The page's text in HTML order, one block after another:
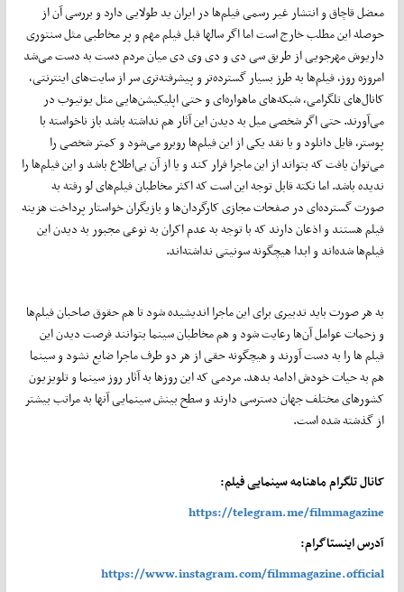
معضل قاچاق و انتشار غیر رسمی فیلم‌ها در ایران ید طولایی دارد و بررسی آن از
حوصله این مطلب خارج است اما اگر سالها قبل فیلم مهم و پر مخاطبی مثل سنتوری
داریوش مهرجویی از طریق سی دی و دی وی دی میان مردم دست به دست می‌شد
امروزه روز، فیلم‌ها به طرز بسیار گسترده‌تر و پیشرفته‌تری سر از سایت‌های اینترنتی،
کانال‌های تلگرامی، شبکه‌های ماهواره‌ای و حتی اپلیکیشن‌هایی مثل یوتیوب در
می‌آورند. حتی اگر شخصی میل به دیدن این آثار هم نداشته باشد باز ناخواسته با
پوستر، فایل دانلود و یا نقد یکی از این فیلم‌ها روبرو می‌شود و کمتر شخصی را
می‌توان یافت که بتواند از این ماجرا فرار کند و یا از آن بی‌اطلاع باشد و این فیلم‌ها را
ندیده باشد. اما نکته قابل توجه این است که اکثر مخاطبان فیلم‌های لو رفته به
صورت گسترده‌ای در صفحات مجازی کارگردان‌ها و بازیگران خواستار پرداخت هزینه
فیلم هستند و اذعان دارند که با توجه به عدم اکران به نوعی مجبور به دیدن این
فیلم‌ها شده‌اند و ابدا هیچگونه سونیتی نداشته‌اند.
به هر صورت باید تدبیری برای این ماجرا اندیشیده شود تا هم حقوق صاحبان فیلم‌ها
و زحمات عوامل آن‌ها رعایت شود و هم مخاطبان سینما بتوانند فرصت دیدن این
فیلم ‌ها را به دست آورند و هیچگونه حقی از هر دو طرف ماجرا ضایع نشود و سینما
هم به حیات خودش ادامه بدهد. مردمی که این روزها به آثار روز سینما و تلویزیون
کشورهای مختلف جهان دسترسی دارند و سطح بینش سینمایی آنها به مراتب بیشتر
از گذشته شده است.
کانال تلگرام ماهنامه سینمایی فیلم:
https://telegram.me/filmmagazine
آدرس اینستاگرام:
https://www.instagram.com/filmmagazine.official